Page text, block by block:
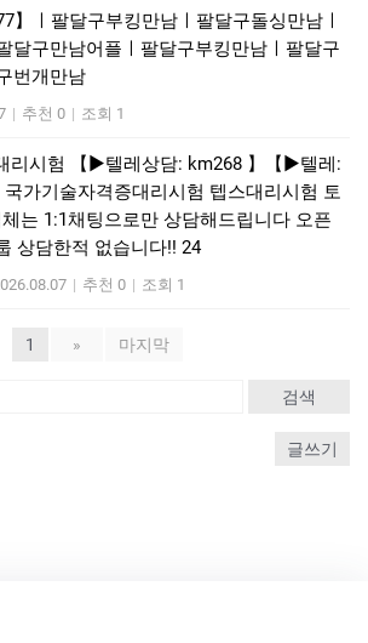
】ㅣ팔달구부킹만남ㅣ팔달구돌싱만남ㅣ
달구만남어플ㅣ팔달구부킹만남ㅣ팔달구
번개만남
| 추천 0 | 조회 1
리시험 【▶텔레상담: km268 】【▶텔레:
국가기술자격증대리시험 텝스대리시험 토
는 1:1채팅으로만 상담해드립니다 오픈
상담한적 없습니다!! 24
| 추천 0 | 조회 1
1 » 마지막
검색
글쓰기